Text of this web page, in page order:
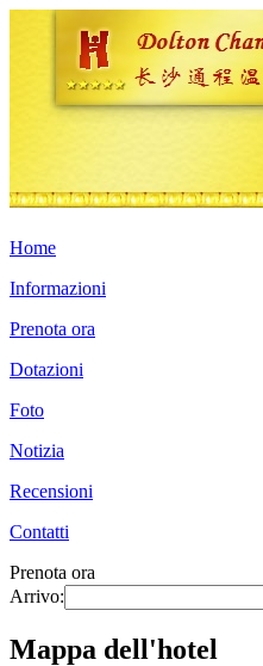
Home
Informazioni
Prenota ora
Dotazioni
Foto
Notizia
Recensioni
Contatti
Prenota ora
Arrivo:
Mappa dell'hotel